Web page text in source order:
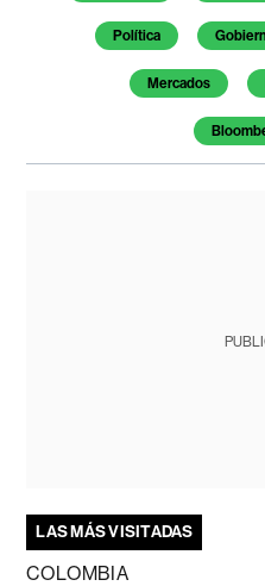
Política
Mercados
LAS MÁS VISITADAS
COLOMBIA